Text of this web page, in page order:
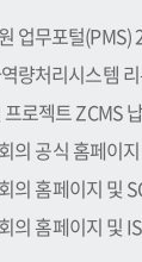
업무포털(PMS)
량처리시스템
로젝트 ZCMS
의 공식 홈페이
의 홈페이지 및
의 홈페이지 및